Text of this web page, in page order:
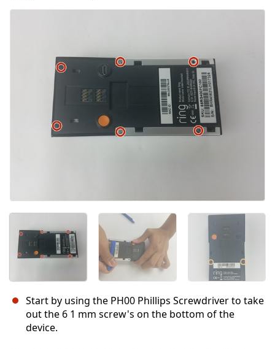
Start by using the PH00 Phillips Screwdriver to take
out the 6 1 mm screw's on the bottom of the
device.